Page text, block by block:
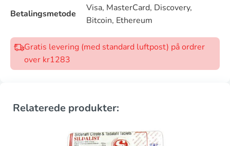
Betalingsmetode
Visa, MasterCard, Discovery,
Bitcoin, Ethereum
Gratis levering (med standard luftpost) på ordrer
over kr1283
Relaterede produkter: